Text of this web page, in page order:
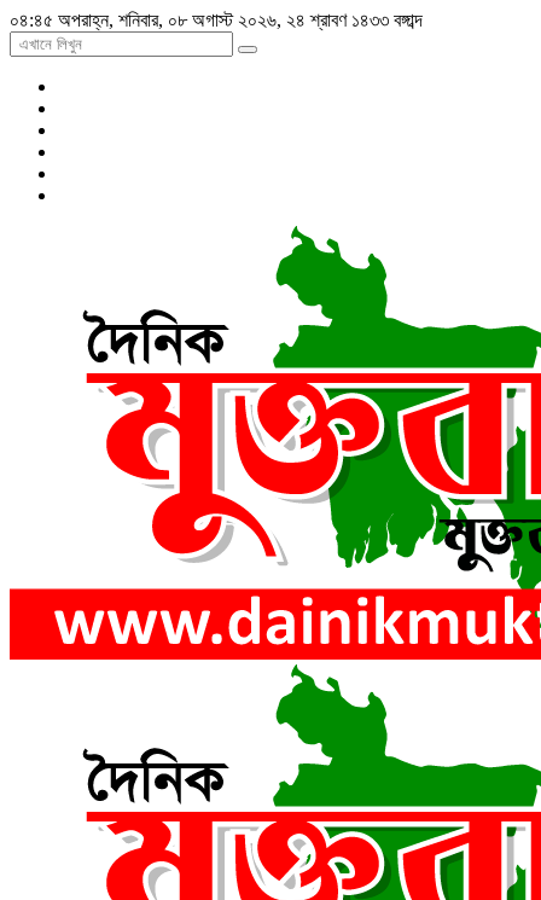
০৪:৪৫ অপরাহ্ন, শনিবার, ০৮ অগাস্ট ২০২৬, ২৪ শ্রাবণ ১৪৩৩ বঙ্গাব্দ